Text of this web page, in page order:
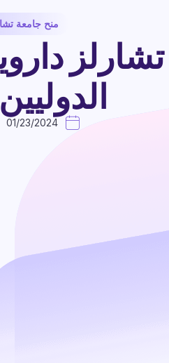
منح جامعة
الدوليين 2024
01/23/2024